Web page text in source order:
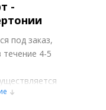
-
под заказ,
4-5